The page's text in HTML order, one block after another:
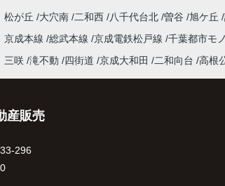
松が丘 大穴南 二和西 八千代台北 曽谷 旭ケ丘
京成本線 総武本線 京成電鉄松戸線 千葉都市モ
三咲 滝不動 四街道 京成大和田 二和向台 高根
産販売
296